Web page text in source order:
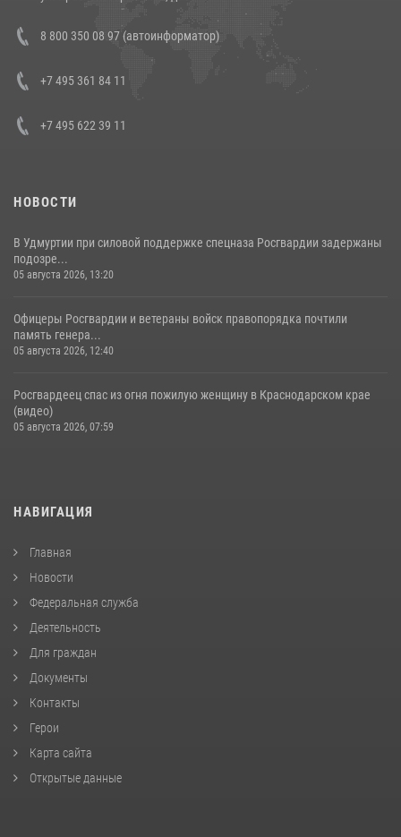
В Росгвардии прошла военно-научная конференция по обобщению
боевого опыта
8 800 350 08 97 (автоинформатор)
+7 495 361 84 11
+7 495 622 39 11
НОВОСТИ
В Удмуртии при силовой поддержке спецназа Росгвардии задержаны
подозре...
05 августа 2026, 13:20
Офицеры Росгвардии и ветераны войск правопорядка почтили
память генера...
05 августа 2026, 12:40
Росгвардеец спас из огня пожилую женщину в Краснодарском крае
(видео)
05 августа 2026, 07:59
НАВИГАЦИЯ
Главная
Новости
Федеральная служба
Деятельность
Для граждан
Документы
Контакты
Герои
Карта сайта
Открытые данные